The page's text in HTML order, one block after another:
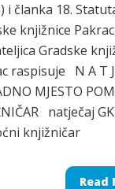
i članka 18.
knjižnice
Gradske
raspisuje N A T J
MJESTO
natječaj
knjižničar
Read